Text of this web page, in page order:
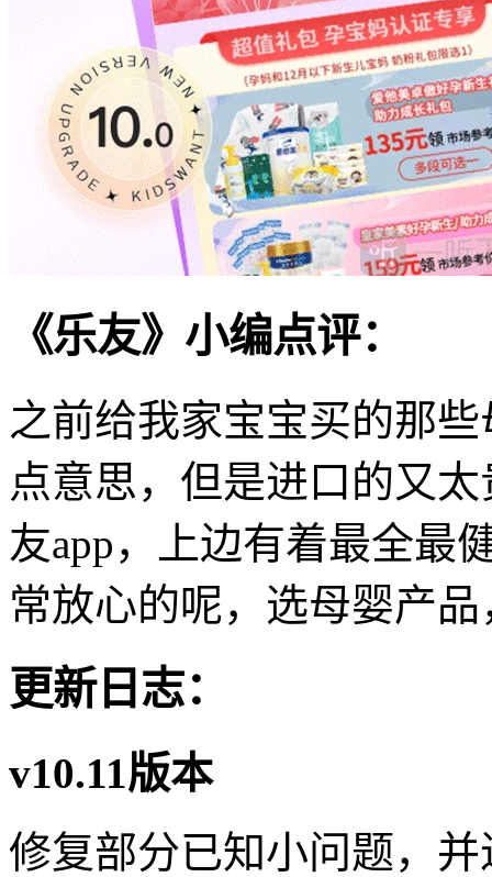
《乐友》小编点评：
之前给我家宝宝买的那
点意思，但是进口的又
友app，上边有着最全最
常放心的呢，选母婴产
更新日志：
v10.11版本
修复部分已知小问题，